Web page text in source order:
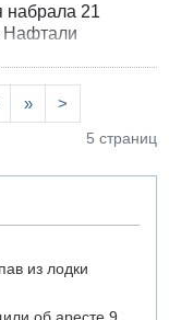
набрала 21
Нафтали
» >
5 страниц
из лодки